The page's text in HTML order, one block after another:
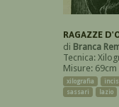
RAGAZZE
di Branca
Tecnica:
Misure: 69cm
xilografia
sassari
lazio